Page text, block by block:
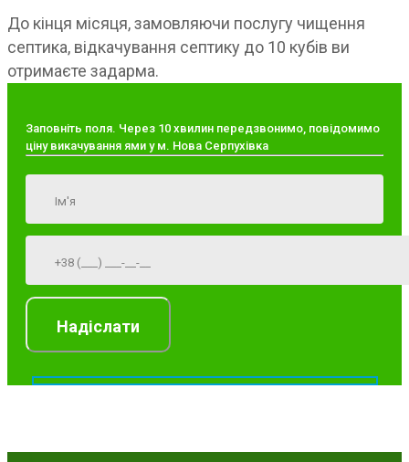
До кінця місяця, замовляючи послугу чищення
септика, відкачування септику до 10 кубів ви
отримаєте задарма.
Заповніть поля. Через 10 хвилин передзвонимо, повідомимо
ціну викачування ями у м. Нова Серпухівка